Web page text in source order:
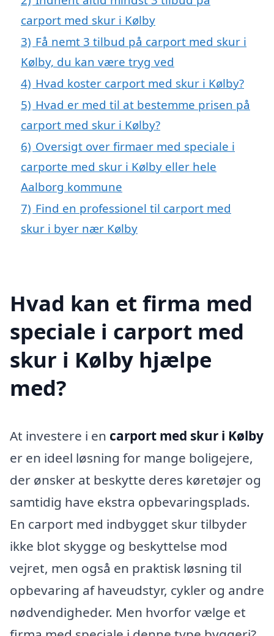
carport med skur i Kølby
3) Få nemt 3 tilbud på carport med skur i
Kølby, du kan være tryg ved
4) Hvad koster carport med skur i Kølby?
5) Hvad er med til at bestemme prisen på
carport med skur i Kølby?
6) Oversigt over firmaer med speciale i
carporte med skur i Kølby eller hele
Aalborg kommune
7) Find en professionel til carport med
skur i byer nær Kølby
Hvad kan et firma med
speciale i carport med
skur i Kølby hjælpe
med?
At investere i en carport med skur i Kølby
er en ideel løsning for mange boligejere,
der ønsker at beskytte deres køretøjer og
samtidig have ekstra opbevaringsplads.
En carport med indbygget skur tilbyder
ikke blot skygge og beskyttelse mod
vejret, men også en praktisk løsning til
opbevaring af haveudstyr, cykler og andre
nødvendigheder. Men hvorfor vælge et